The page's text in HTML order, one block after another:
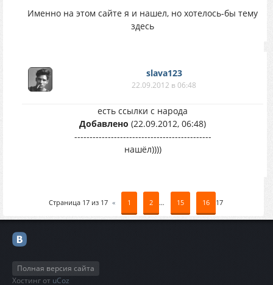
Именно на этом сайте я и нашел, но хотелось-бы тему
здесь
slava123
22.09.2012 в 06:48
есть ссылки с народа
Добавлено (22.09.2012, 06:48)
---------------------------------------------
нашёл))))
Страница 17из 17 « 1 2 … 15 16 17
Полная версия сайта
Хостинг от uCoz